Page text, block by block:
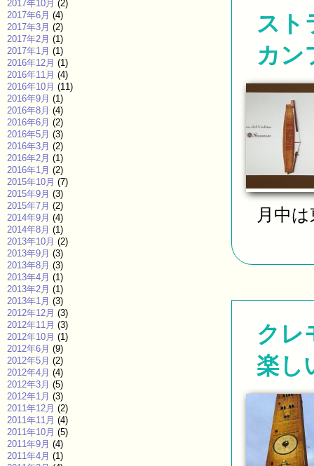
スト
カン
月中
クレ
楽し
2017年10月 (2)
2017年6月 (4)
2017年3月 (2)
2017年2月 (1)
2017年1月 (1)
2016年12月 (1)
2016年11月 (4)
2016年10月 (11)
2016年9月 (1)
2016年8月 (4)
2016年6月 (2)
2016年5月 (3)
2016年3月 (2)
2016年2月 (1)
2016年1月 (2)
2015年10月 (7)
2015年9月 (3)
2015年7月 (2)
2014年9月 (4)
2014年8月 (1)
2013年10月 (2)
2013年9月 (3)
2013年8月 (3)
2013年4月 (1)
2013年2月 (1)
2013年1月 (3)
2012年12月 (3)
2012年11月 (3)
2012年10月 (1)
2012年6月 (9)
2012年5月 (2)
2012年4月 (4)
2012年3月 (5)
2012年1月 (3)
2011年12月 (2)
2011年11月 (4)
2011年10月 (5)
2011年9月 (4)
2011年4月 (1)